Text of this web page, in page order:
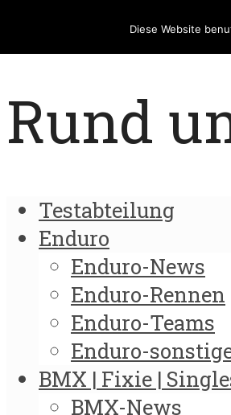
Rund
Testabteilung
Enduro
Enduro-News
Enduro-Rennen
Enduro-Teams
Enduro-
BMX | Fixie |
BMX-News
Diese Website